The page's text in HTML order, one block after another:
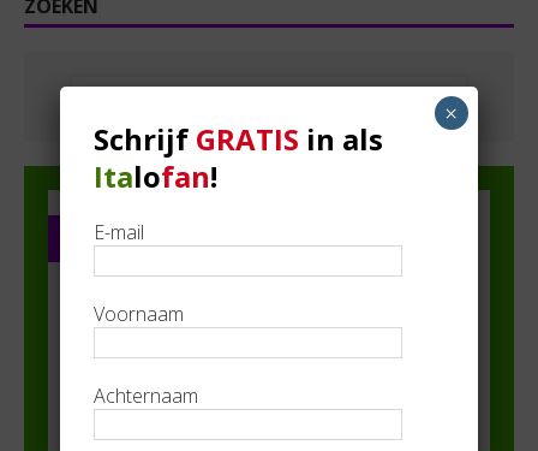
ZOEKEN
PARTNER IN DE SPOTS
Schrijf GRATIS in als
Italofan!
E-mail
Voornaam
Achternaam
×